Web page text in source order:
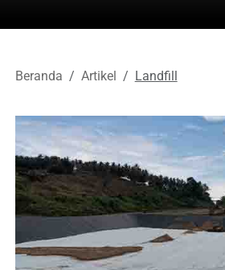
Beranda Artikel Landfill